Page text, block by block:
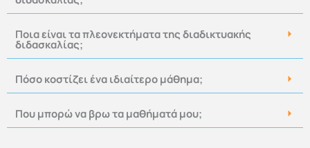
Ποια είναι τα πλεονεκτήματα της διαδικτυακής
διδασκαλίας;
Πόσο κοστίζει ένα ιδιαίτερο μάθημα;
Που μπορώ να βρω τα μαθήματά μου;